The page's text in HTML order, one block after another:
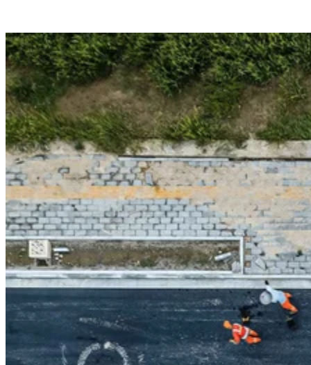
TELEKOMMUNIKASJON
PRODUKTER
FIELD TOOLS
VISTA
BESTILL EN DEMO
FÖRETAG
OM OSS
HISTORIA
PARTNERE
KONTAKTA OSS
VARSLING
RESURSER